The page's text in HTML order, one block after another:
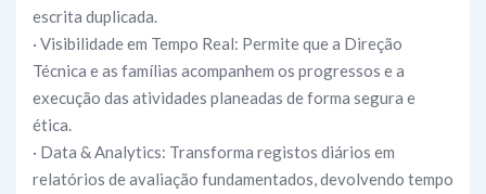
escrita duplicada.
· Visibilidade em Tempo Real: Permite que a Direção
Técnica e as famílias acompanhem os progressos e a
execução das atividades planeadas de forma segura e
ética.
· Data & Analytics: Transforma registos diários em
relatórios de avaliação fundamentados, devolvendo tempo